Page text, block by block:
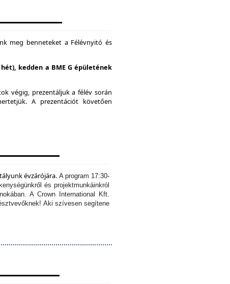
meg benneteket a Félévnyitó és
kedden a BME G épületének
végig, prezentáljuk a félév során
A prezentációt követően
évzárójára. A program 17:30-
és projektmunkáinkról
A Crown International Kft.
Aki szívesen segítene